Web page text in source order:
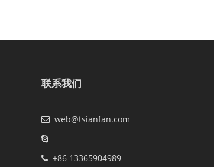
联系我们
web@tsianfan.com
+86 13365904989